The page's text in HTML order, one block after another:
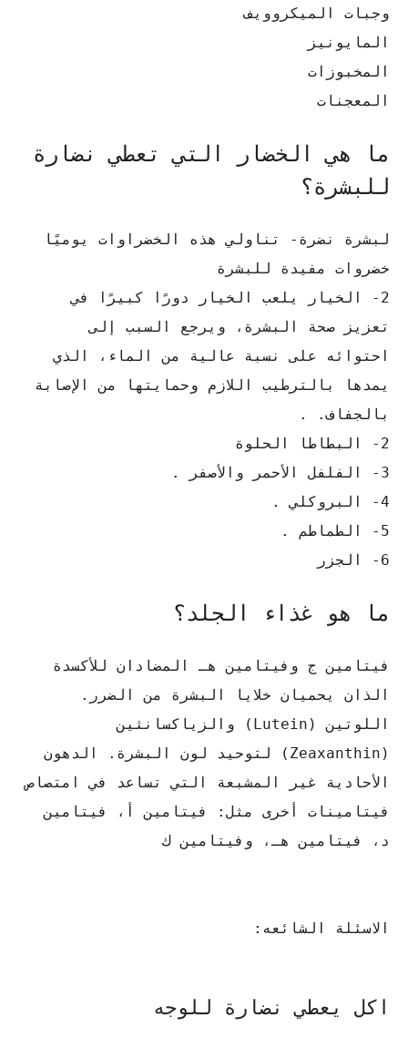
وجبات الميكروويف
المايونيز
المخبوزات
المعجنات
ما هي الخضار التي تعطي نضارة
للبشرة؟
لبشرة نضرة- تناولي هذه الخضراوات يوميًا
خضروات مفيدة للبشرة
2- الخيار يلعب الخيار دورًا كبيرًا في
تعزيز صحة البشرة، ويرجع السبب إلى
احتوائه على نسبة عالية من الماء، الذي
يمدها بالترطيب اللازم وحمايتها من الإصابة
بالجفاف. .
2- البطاطا الحلوة
3- الفلفل الأحمر والأصفر .
4- البروكلي .
5- الطماطم .
6- الجزر
ما هو غذاء الجلد؟
فيتامين ج وفيتامين هـ المضادان للأكسدة
الذان يحميان خلايا البشرة من الضرر.
اللوتين (Lutein) والزياكسانثين
(Zeaxanthin) لتوحيد لون البشرة. الدهون
الأحادية غير المشبعة التي تساعد في امتصاص
فيتامينات أخرى مثل: فيتامين أ، فيتامين
د، فيتامين هـ، وفيتامين ك
الاسئلة الشائعه:
اكل يعطي نضارة للوجه